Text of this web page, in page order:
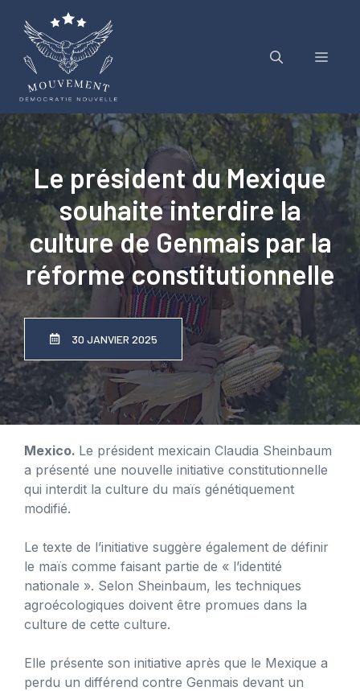
contenu
Menu
Le président du Mexique
souhaite interdire la
culture de Genmais par la
réforme constitutionnelle
30 JANVIER 2025
Mexico. Le président mexicain Claudia Sheinbaum
a présenté une nouvelle initiative constitutionnelle
qui interdit la culture du maïs génétiquement
modifié.
Le texte de l’initiative suggère également de définir
le maïs comme faisant partie de « l’identité
nationale ». Selon Sheinbaum, les techniques
agroécologiques doivent être promues dans la
culture de cette culture.
Elle présente son initiative après que le Mexique a
perdu un différend contre Genmais devant un